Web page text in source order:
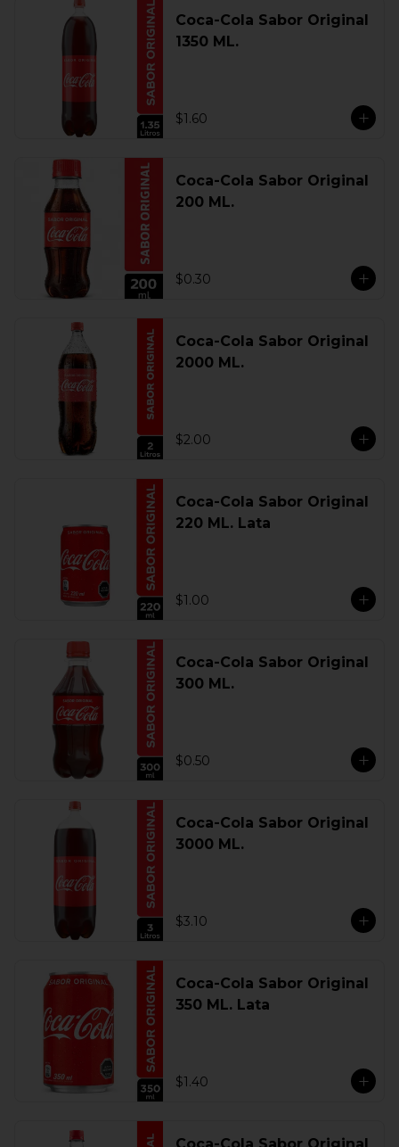
Coca-Cola Sabor Original
1350 ML.
$1.60
Coca-Cola Sabor Original
200 ML.
$0.30
Coca-Cola Sabor Original
2000 ML.
$2.00
Coca-Cola Sabor Original
220 ML. Lata
$1.00
Coca-Cola Sabor Original
300 ML.
$0.50
Coca-Cola Sabor Original
3000 ML.
$3.10
Coca-Cola Sabor Original
350 ML. Lata
$1.40